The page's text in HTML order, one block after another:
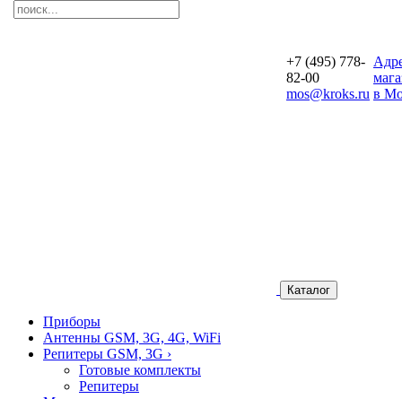
+7 (495) 778-
82-00
mos@kroks.ru в
Каталог
Приборы
Антенны GSM, 3G, 4G, WiFi
Репитеры GSM, 3G ›
Готовые комплекты
Репитеры